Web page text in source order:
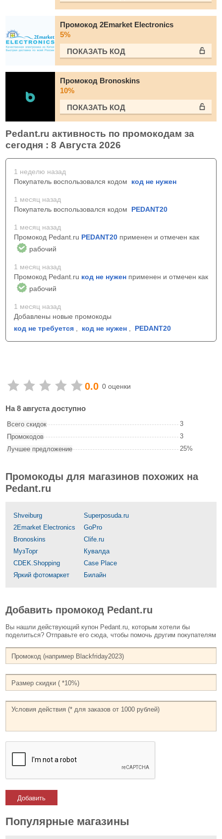
Промокод 2Emarket Electronics
5%
ПОКАЗАТЬ КОД
Промокод Bronoskins
10%
ПОКАЗАТЬ КОД
Pedant.ru активность по промокодам за
сегодня : 8 Августа 2026
1 неделю назад
Покупатель воспользовался кодом код не нужен
1 месяц назад
Покупатель воспользовался кодом PEDANT20
1 месяц назад
Промокод Pedant.ru PEDANT20 применен и отмечен как
рабочий
1 месяц назад
Промокод Pedant.ru код не нужен применен и отмечен как
рабочий
1 месяц назад
Добавлены новые промокоды
код не требуется
код не нужен PEDANT20
0.0 0 оценки
На 8 августа доступно
Всего скидок
3
Промокодов
3
Лучшее предложение
25%
Промокоды для магазинов похожих на
Pedant.ru
Shveiburg
Superposuda.ru
2Emarket Electronics
GoPro
Bronoskins
Clife.ru
МузТорг
Кувалда
CDEK.Shopping
Case Place
Яркий фотомаркет
Билайн
Добавить промокод Pedant.ru
Вы нашли действующий купон Pedant.ru, которым хотели бы
поделиться? Отправьте его сюда, чтобы помочь другим покупателям
Добавить
Популярные магазины